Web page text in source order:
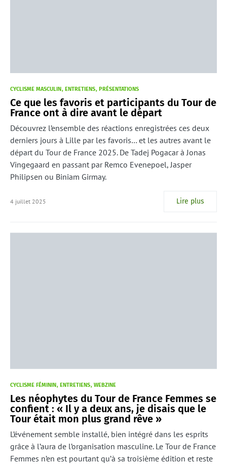
CYCLISME MASCULIN ENTRETIENS PRÉSENTATIONS
Ce que les favoris et participants du Tour de
France ont à dire avant le départ
Découvrez l’ensemble des réactions enregistrées ces deux
derniers jours à Lille par les favoris… et les autres avant le
départ du Tour de France 2025. De Tadej Pogacar à Jonas
Vingegaard en passant par Remco Evenepoel, Jasper
Philipsen ou Biniam Girmay.
4 juillet 2025 Lire plus
CYCLISME FÉMININ ENTRETIENS WEBZINE
Les néophytes du Tour de France Femmes se
confient : « Il y a deux ans, je disais que le
Tour était mon plus grand rêve »
L’événement semble installé, bien intégré dans les esprits
grâce à l’aura de l’organisation masculine. Le Tour de France
Femmes n’en est pourtant qu’à sa troisième édition et reste